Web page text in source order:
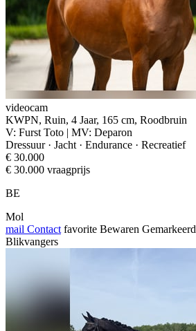
videocam
KWPN, Ruin, 4 Jaar, 165 cm, Roodbruin
V: Furst Toto | MV: Deparon
Dressuur · Jacht · Endurance · Recreatief
€ 30.000
€ 30.000 vraagprijs
BE
Mol
mail Contact favorite Bewaren Gemarkeerd
Blikvangers